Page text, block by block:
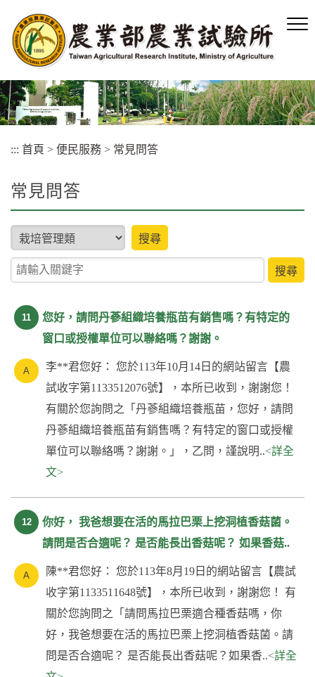
容
區
塊
::: 首頁 > 便民服務 > 常見問答
常見問答
type 搜尋
關鍵字查詢
11
您好，請問丹蔘組織培養瓶苗有銷售嗎？有特定的
窗口或授權單位可以聯絡嗎？謝謝。
李**君您好： 您於113年10月14日的網站留言【農
試收字第1133512076號】，本所已收到，謝謝您！
有關於您詢問之「丹蔘組織培養瓶苗，您好，請問
丹蔘組織培養瓶苗有銷售嗎？有特定的窗口或授權
單位可以聯絡嗎？謝謝。」，乙問，謹說明..<詳全
文>
12
你好， 我爸想要在活的馬拉巴栗上挖洞植香菇菌。
請問是否合適呢？ 是否能長出香菇呢？ 如果香菇..
陳**君您好： 您於113年8月19日的網站留言【農試
收字第1133511648號】，本所已收到，謝謝您！ 有
關於您詢問之「請問馬拉巴栗適合種香菇嗎，你
好，我爸想要在活的馬拉巴栗上挖洞植香菇菌。請
問是否合適呢？ 是否能長出香菇呢？如果香..<詳全